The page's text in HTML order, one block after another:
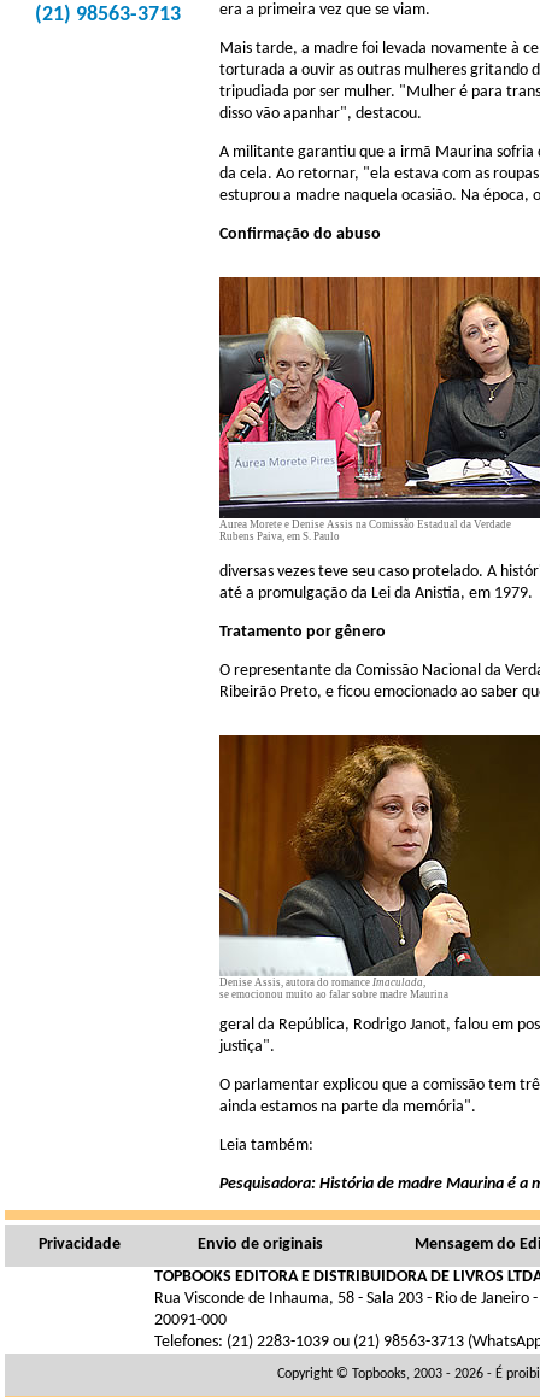
(21) 98563-3713
era a primeira vez que se viam.
Mais tarde, a madre foi levada novamente à
torturada a ouvir as outras mulheres gritando
tripudiada por ser mulher. "Mulher é para
disso vão apanhar", destacou.
A militante garantiu que a irmã Maurina sofria
da cela. Ao retornar, "ela estava com as
estuprou a madre naquela ocasião. Na época,
Confirmação do abuso
Áurea Morete e Denise Assis na Comissão Estadual da Verdade
Rubens Paiva, em S. Paulo
diversas vezes teve seu caso protelado. A
até a promulgação da Lei da Anistia, em 1979.
Tratamento por gênero
O representante da Comissão Nacional da
Ribeirão Preto, e ficou emocionado ao saber
Denise Assis, autora do romance Imaculada,
se emocionou muito ao falar sobre madre Maurina
geral da República, Rodrigo Janot, falou em
justiça".
O parlamentar explicou que a comissão tem
ainda estamos na parte da memória".
Leia também:
Pesquisadora: História de madre Maurina é a
Privacidade Envio de originais
Mensagem do
TOPBOOKS EDITORA E DISTRIBUIDORA DE LIVROS
Rua Visconde de Inhauma, 58 - Sala 203 - Rio de Janeiro -
20091-000
Telefones: (21) 2283-1039 ou (21) 98563-3713
Copyright © Topbooks, 2003 - 2026 - É